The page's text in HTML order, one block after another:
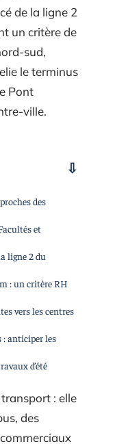
de la ligne 2
un critère de
sud,
le terminus
Pont
ville.
des
et
ligne 2 du
: un critère RH
vers les centres
: anticiper les
d’été
: elle
des